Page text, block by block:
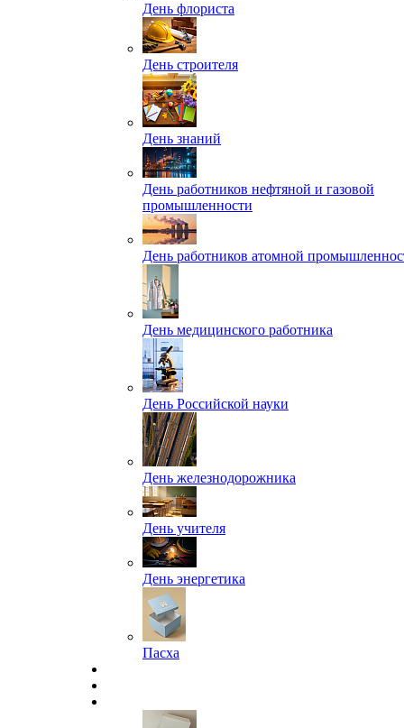
День флориста
День строителя
День знаний
День работников нефтяной и газовой
промышленности
День работников атомной
День медицинского работника
День Российской науки
День железнодорожника
День учителя
День энергетика
Пасха